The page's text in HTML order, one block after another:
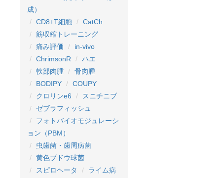
成）
CD8+T細胞
CatCh
筋収縮トレーニング
痛み評価
in-vivo
ChrimsonR
ハエ
軟部肉腫
骨肉腫
BODIPY
COUPY
クロリンe6
スニチニブ
ゼブラフィッシュ
フォトバイオモジュレーシ
ョン（PBM）
虫歯菌・歯周病菌
黄色ブドウ球菌
スピロヘータ
ライム病